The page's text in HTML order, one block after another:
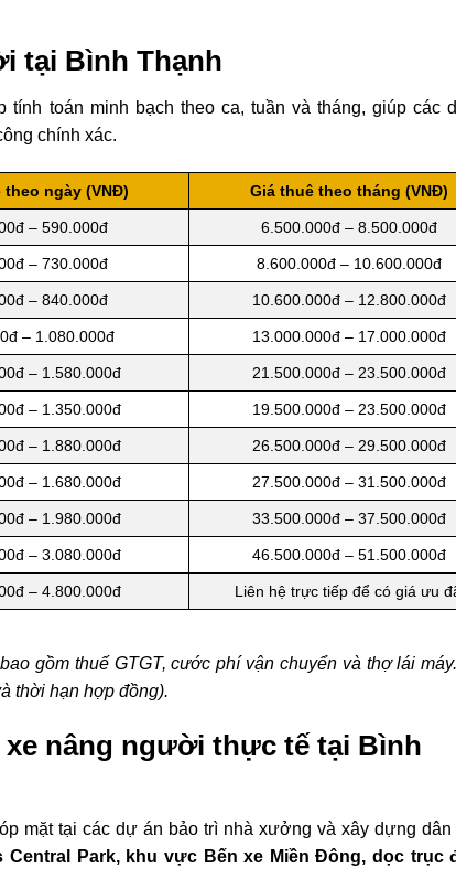
tại Bình Thạnh
tính toán minh bạch theo ca, tuần và tháng, giúp các
chính xác.
theo ngày (VNĐ) Giá thuê theo tháng (VNĐ)
– 590.000đ 6.500.000đ – 8.500.000đ
– 730.000đ 8.600.000đ – 10.600.000đ
– 840.000đ 10.600.000đ – 12.800.000đ
– 1.080.000đ 13.000.000đ – 17.000.000đ
– 1.580.000đ 21.500.000đ – 23.500.000đ
– 1.350.000đ 19.500.000đ – 23.500.000đ
– 1.880.000đ 26.500.000đ – 29.500.000đ
– 1.680.000đ 27.500.000đ – 31.500.000đ
– 1.980.000đ 33.500.000đ – 37.500.000đ
– 3.080.000đ 46.500.000đ – 51.500.000đ
– 4.800.000đ Liên hệ trực tiếp để có giá ưu
gồm thuế GTGT, cước phí vận chuyển và thợ lái
thời hạn hợp đồng).
nâng người thực tế tại Bình
mặt tại các dự án bảo trì nhà xưởng và xây dựng dân
Central Park, khu vực Bến xe Miền Đông, dọc trục